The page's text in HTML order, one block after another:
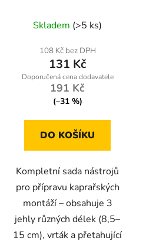
hodnocení
produktu
je
5,0
z
hvězdiček.
Skladem (>5 ks)
108 Kč bez DPH
131 Kč
191 Kč
(–31 %)
DO KOŠÍKU
Kompletní sada nástrojů
pro přípravu kaprařských
montáží – obsahuje 3
jehly různých délek (8,5–
15 cm), vrták a přetahující